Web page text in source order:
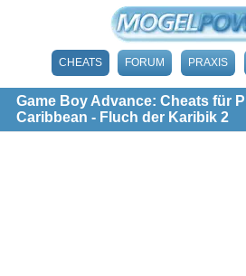
CHEATS FORUM PRAXIS
Game Boy Advance: Cheats für
Caribbean - Fluch der Karibik 2